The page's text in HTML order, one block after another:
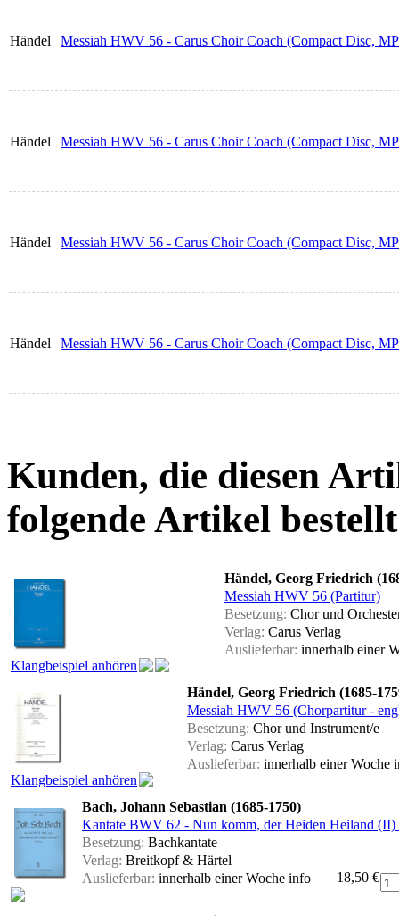
Händel Messiah HWV 56 - Carus Choir Coach (Compact Disc,
Händel Messiah HWV 56 - Carus Choir Coach (Compact Disc,
Händel Messiah HWV 56 - Carus Choir Coach (Compact Disc,
Händel Messiah HWV 56 - Carus Choir Coach (Compact Disc,
Kunden, die diesen
folgende Artikel
Klangbeispiel anhören
Händel, Georg Friedrich
Messiah HWV 56 (Partitur)
Besetzung: Chor und
Verlag: Carus Verlag
Auslieferbar: innerhalb einer
Klangbeispiel anhören
Händel, Georg Friedrich (1685-
Messiah HWV 56 (Chorpartitur -
Besetzung: Chor und Instrument/e
Verlag: Carus Verlag
Auslieferbar: innerhalb einer Woche
Bach, Johann Sebastian (1685-1750)
Kantate BWV 62 - Nun komm, der Heiden Heiland
Besetzung: Bachkantate
Verlag: Breitkopf & Härtel
Auslieferbar: innerhalb einer Woche info 18,50 €